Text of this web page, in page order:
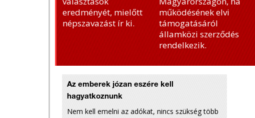
eredményét, mielőtt
népszavazást ír ki.
működésének elvi
támogatásáról
államközi szerződés
rendelkezik.
Az emberek józan eszére kell
hagyatkoznunk
Nem kell emelni az adókat, nincs szükség több